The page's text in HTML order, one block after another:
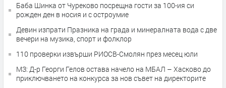
Баба Шинка от Чуреково посрещна гости за 100-ия си
рожден ден в носия и с остроумие
Девин изпрати Празника на града и минералната вода с две
вечери на музика, спорт и фолклор
110 проверки извърши РИОСВ-Смолян през месец юли
МЗ: Д-р Георги Гелов остава начело на МБАЛ – Хасково до
приключването на конкурса за нов съвет на директорите